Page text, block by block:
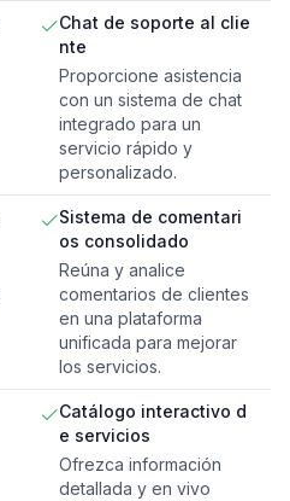
Chat de soporte al clie
nte
Proporcione asistencia
con un sistema de chat
integrado para un
servicio rápido y
personalizado.
Sistema de comentari
os consolidado
Reúna y analice
comentarios de clientes
en una plataforma
unificada para mejorar
los servicios.
Catálogo interactivo d
e servicios
Ofrezca información
detallada y en vivo